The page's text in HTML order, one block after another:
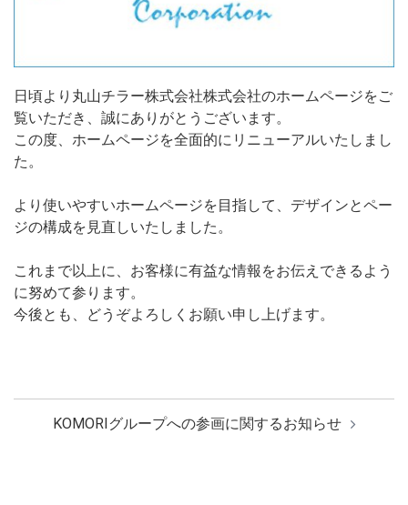
日頃より丸山チラー株式会社株式会社のホームページをご
覧いただき、誠にありがとうございます。
この度、ホームページを全面的にリニューアルいたしまし
た。
より使いやすいホームページを目指して、デザインとペー
ジの構成を見直しいたしました。
これまで以上に、お客様に有益な情報をお伝えできるよう
に努めて参ります。
今後とも、どうぞよろしくお願い申し上げます。
KOMORIグループへの参画に関するお知らせ